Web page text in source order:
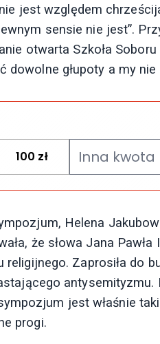
jest względem
sensie nie jest”.
otwarta Szkoła
głupoty a my nie
100 zł
Helena
że słowa Jana
Zaprosiła do
antysemityzmu.
jest właśnie
progi.